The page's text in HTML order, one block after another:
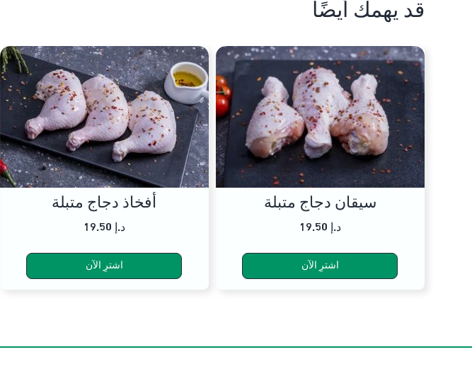
قد يهمك أيضًا
سيقان دجاج متبلة
19.50 د.إ
اشترِ الآن
أفخاذ دجاج متبلة
19.50 د.إ
اشترِ الآن